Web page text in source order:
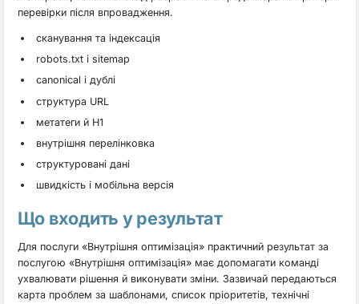
перевірки після впровадження.
сканування та індексація
robots.txt і sitemap
canonical і дублі
структура URL
метатеги й H1
внутрішня перелінковка
структуровані дані
швидкість і мобільна версія
Що входить у результат
Для послуги «Внутрішня оптимізація» практичний результат за
послугою «Внутрішня оптимізація» має допомагати команді
ухвалювати рішення й виконувати зміни. Зазвичай передаються
карта проблем за шаблонами, список пріоритетів, технічні